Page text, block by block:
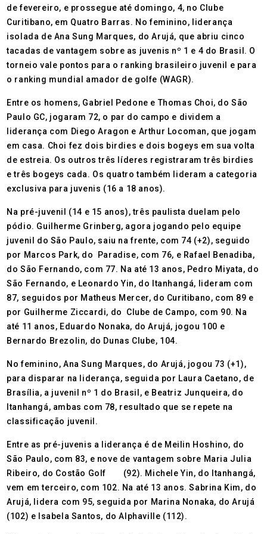
de fevereiro, e prossegue até domingo, 4, no Clube
Curitibano, em Quatro Barras. No feminino, liderança
isolada de Ana Sung Marques, do Arujá, que abriu cinco
tacadas de vantagem sobre as juvenis nº 1 e 4 do Brasil. O
torneio vale pontos para o ranking brasileiro juvenil e para
o ranking mundial amador de golfe (WAGR).
Entre os homens, Gabriel Pedone e Thomas Choi, do São
Paulo GC, jogaram 72, o par do campo e dividem a
liderança com Diego Aragon e Arthur Locoman, que jogam
em casa. Choi fez dois birdies e dois bogeys em sua volta
de estreia. Os outros três líderes registraram três birdies
e três bogeys cada. Os quatro também lideram a categoria
exclusiva para juvenis (16 a 18 anos).
Na pré-juvenil (14 e 15 anos), três paulista duelam pelo
pódio. Guilherme Grinberg, agora jogando pelo equipe
juvenil do São Paulo, saiu na frente, com 74 (+2), seguido
por Marcos Park, do Paradise, com 76, e Rafael Benadiba,
do São Fernando, com 77. Na até 13 anos, Pedro Miyata, do
São Fernando, e Leonardo Yin, do Itanhangá, lideram com
87, seguidos por Matheus Mercer, do Curitibano, com 89 e
por Guilherme Ziccardi, do Clube de Campo, com 90. Na
até 11 anos, Eduardo Nonaka, do Arujá, jogou 100 e
Bernardo Brezolin, do Dunas Clube, 104.
No feminino, Ana Sung Marques, do Arujá, jogou 73 (+1),
para disparar na liderança, seguida por Laura Caetano, de
Brasília, a juvenil nº 1 do Brasil, e Beatriz Junqueira, do
Itanhangá, ambas com 78, resultado que se repete na
classificação juvenil.
Entre as pré-juvenis a liderança é de Meilin Hoshino, do
São Paulo, com 83, e nove de vantagem sobre Maria Julia
Ribeiro, do Costão Golf (92). Michele Yin, do Itanhangá,
vem em terceiro, com 102. Na até 13 anos. Sabrina Kim, do
Arujá, lidera com 95, seguida por Marina Nonaka, do Arujá
(102) e Isabela Santos, do Alphaville (112).